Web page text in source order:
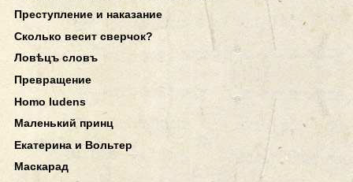
Преступление и наказание
Сколько весит сверчок?
Ловѣцъ словъ
Превращение
Homo ludens
Маленький принц
Екатерина и Вольтер
Маскарад